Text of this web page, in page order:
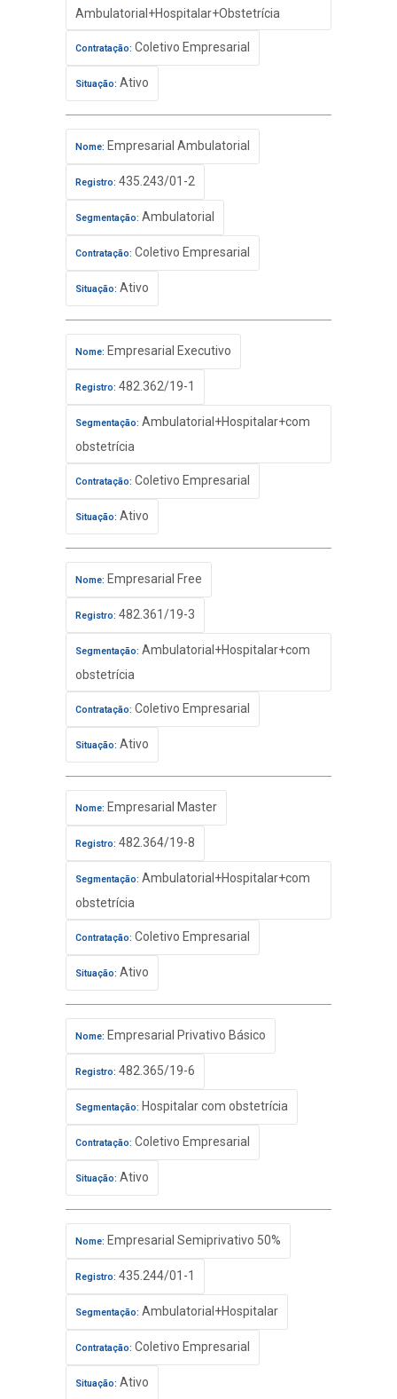
Ambulatorial+Hospitalar+Obstetrícia
Contratação: Coletivo Empresarial
Situação: Ativo
Nome: Empresarial Ambulatorial
Registro: 435.243/01-2
Segmentação: Ambulatorial
Contratação: Coletivo Empresarial
Situação: Ativo
Nome: Empresarial Executivo
Registro: 482.362/19-1
Segmentação: Ambulatorial+Hospitalar+com
obstetrícia
Contratação: Coletivo Empresarial
Situação: Ativo
Nome: Empresarial Free
Registro: 482.361/19-3
Segmentação: Ambulatorial+Hospitalar+com
obstetrícia
Contratação: Coletivo Empresarial
Situação: Ativo
Nome: Empresarial Master
Registro: 482.364/19-8
Segmentação: Ambulatorial+Hospitalar+com
obstetrícia
Contratação: Coletivo Empresarial
Situação: Ativo
Nome: Empresarial Privativo Básico
Registro: 482.365/19-6
Segmentação: Hospitalar com obstetrícia
Contratação: Coletivo Empresarial
Situação: Ativo
Nome: Empresarial Semiprivativo 50%
Registro: 435.244/01-1
Segmentação: Ambulatorial+Hospitalar
Contratação: Coletivo Empresarial
Situação: Ativo